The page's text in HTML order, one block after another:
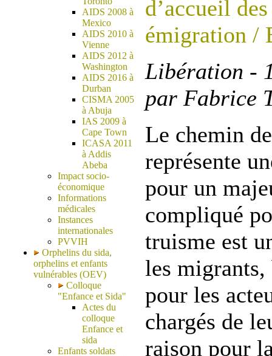
AIDS 2008 à
Mexico
AIDS 2010 à
Vienne
AIDS 2012 à
Washington
AIDS 2016 à
Durban
CISMA 2005
à Abuja
IAS 2009 à
Cape Town
ICASA 2011
à Addis
Abeba
Impact socio-
économique
Informations
médicales
Instances
internationales
PVVIH
Orphelins du sida,
orphelins et enfants
vulnérables (OEV)
Colloque
"Enfance et Sida"
Actes du
colloque
Enfance et
sida
Enfants soldats
d’accueil
émigration /
Libération -
par Fabrice
Le chemin
représente
pour un
compliqué
truisme est
les migrants,
pour les
chargés de
raison pour